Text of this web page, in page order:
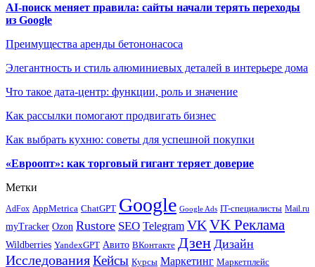
AI-поиск меняет правила: сайты начали терять переходы
из Google
Преимущества аренды бетононасоса
Элегантность и стиль алюминиевых деталей в интерьере дома
Что такое дата-центр: функции, роль и значение
Как рассылки помогают продвигать бизнес
Как выбрать кухню: советы для успешной покупки
«Евроопт»: как торговый гигант теряет доверие
Метки
AdFox AppMetrica ChatGPT Google Google Ads IT-специалисты Mail.ru
myTracker Ozon Rustore SEO Telegram VKVK Реклама
Wildberries YandexGPT Авито ВКонтакте Дзен Дизайн
ИсследованияКейсы Курсы Маркетинг Маркетплейс